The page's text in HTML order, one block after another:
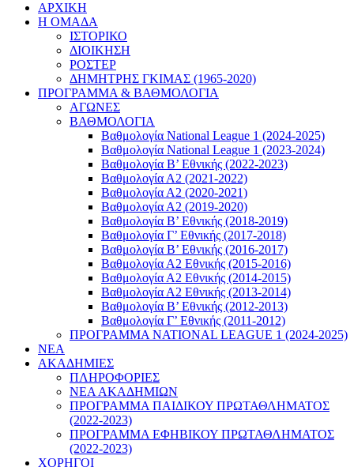
ΑΡΧΙΚΗ
Η ΟΜΑΔΑ
ΙΣΤΟΡΙΚΟ
ΔΙΟΙΚΗΣΗ
ΡΟΣΤΕΡ
ΔΗΜΗΤΡΗΣ ΓΚΙΜΑΣ (1965-2020)
ΠΡΟΓΡΑΜΜΑ & ΒΑΘΜΟΛΟΓΙΑ
ΑΓΩΝΕΣ
ΒΑΘΜΟΛΟΓΙΑ
Βαθμολογία National League 1 (2024-2025)
Βαθμολογία National League 1 (2023-2024)
Βαθμολογία Β’ Εθνικής (2022-2023)
Βαθμολογία Α2 (2021-2022)
Βαθμολογία Α2 (2020-2021)
Βαθμολογία Α2 (2019-2020)
Βαθμολογία B’ Εθνικής (2018-2019)
Βαθμολογία Γ’ Εθνικής (2017-2018)
Βαθμολογία Β’ Εθνικής (2016-2017)
Βαθμολογία Α2 Εθνικής (2015-2016)
Βαθμολογία Α2 Εθνικής (2014-2015)
Βαθμολογία Α2 Εθνικής (2013-2014)
Βαθμολογία Β’ Εθνικής (2012-2013)
Βαθμολογία Γ’ Εθνικής (2011-2012)
ΠΡΟΓΡΑΜΜΑ NATIONAL LEAGUE 1 (2024-2025)
ΝΕΑ
ΑΚΑΔΗΜΙΕΣ
ΠΛΗΡΟΦΟΡΙΕΣ
ΝΕΑ ΑΚΑΔΗΜΙΩΝ
ΠΡΟΓΡΑΜΜΑ ΠΑΙΔΙΚΟΥ ΠΡΩΤΑΘΛΗΜΑΤΟΣ
(2022-2023)
ΠΡΟΓΡΑΜΜΑ ΕΦΗΒΙΚΟΥ ΠΡΩΤΑΘΛΗΜΑΤΟΣ
(2022-2023)
ΧΟΡΗΓΟΙ